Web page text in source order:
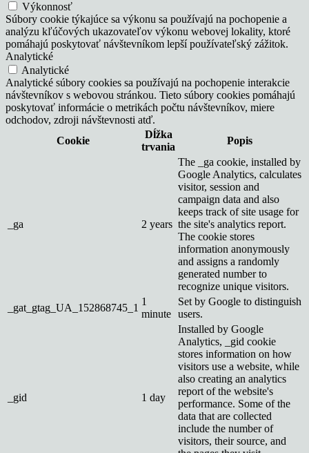
Výkonnosť
Súbory cookie týkajúce sa výkonu sa používajú na pochopenie a
analýzu kľúčových ukazovateľov výkonu webovej lokality, ktoré
pomáhajú poskytovať návštevníkom lepší používateľský zážitok.
Analytické
Analytické
Analytické súbory cookies sa používajú na pochopenie interakcie
návštevníkov s webovou stránkou. Tieto súbory cookies pomáhajú
poskytovať informácie o metrikách počtu návštevníkov, miere
odchodov, zdroji návštevnosti atď.
Cookie
Dĺžka
trvania
Popis
_ga 2 years
The _ga cookie, installed by
Google Analytics, calculates
visitor, session and
campaign data and also
keeps track of site usage for
the site's analytics report.
The cookie stores
information anonymously
and assigns a randomly
generated number to
recognize unique visitors.
_gat_gtag_UA_152868745_1
1
minute
Set by Google to distinguish
users.
_gid 1 day
Installed by Google
Analytics, _gid cookie
stores information on how
visitors use a website, while
also creating an analytics
report of the website's
performance. Some of the
data that are collected
include the number of
visitors, their source, and